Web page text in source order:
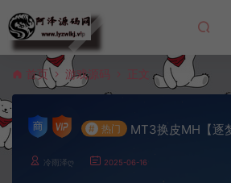
首页 游戏源码 正文
# 热门 MT3换皮MH【逐
冷雨泽ღ 2025-06-16